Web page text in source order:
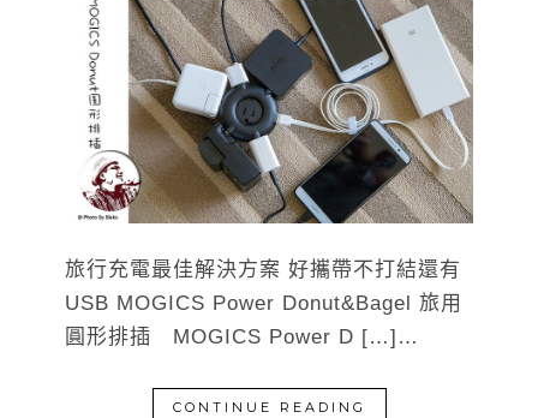
旅行充電最佳解決方案 好攜帶不打結還有
USB MOGICS Power Donut&Bagel 旅用
圓形排插 MOGICS Power D […]…
CONTINUE READING